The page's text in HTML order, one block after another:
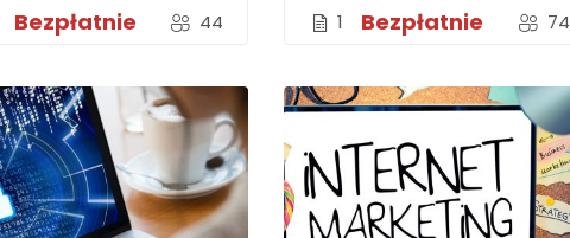
44
Bezpłatnie 1 74
Bezpłatnie